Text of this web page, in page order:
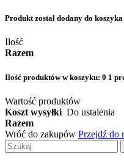
Produkt został dodany do koszyka
Ilość
Razem
Ilość produktów w koszyku: 0 1
Wartość produktów
Koszt wysyłki Do ustalenia
Razem
Wróć do zakupów Przejdź do